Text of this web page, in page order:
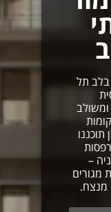
בלב תל
בבנייה חדשה. הבניין כולל 6 קומות
תוכננו
–
מגורים
מנצח.